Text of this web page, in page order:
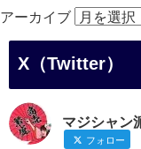
アーカイブ
X（Twitter）
マジシャン
フォロー